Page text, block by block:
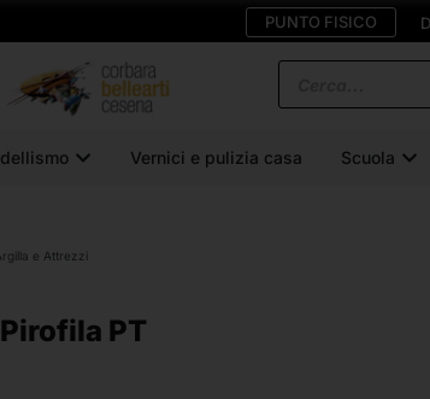
PUNTO FISICO
Vernici e pulizia casa Scuola
e Attrezzi
PT